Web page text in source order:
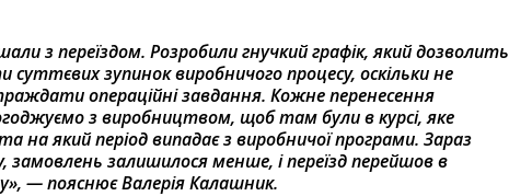
з переїздом. Розробили гнучкий графік, який дозволить
суттєвих зупинок виробничого процесу, оскільки не
операційні завдання. Кожне перенесення
з виробництвом, щоб там були в курсі, яке
на який період випадає з виробничої програми. Зараз
замовлень залишилося менше, і переїзд перейшов в
— пояснює Валерія Калашник.